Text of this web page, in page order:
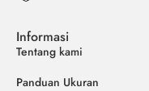
Informasi
Tentang kami
Panduan Ukuran